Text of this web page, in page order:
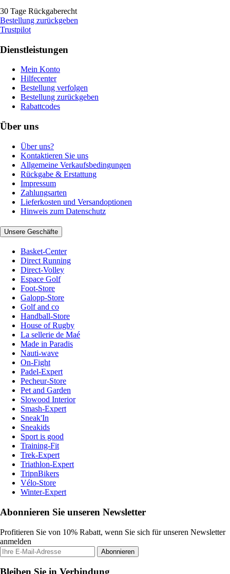
30 Tage Rückgaberecht
Bestellung zurückgeben
Trustpilot
Dienstleistungen
Mein Konto
Hilfecenter
Bestellung verfolgen
Bestellung zurückgeben
Rabattcodes
Über uns
Über uns?
Kontaktieren Sie uns
Allgemeine Verkaufsbedingungen
Rückgabe & Erstattung
Impressum
Zahlungsarten
Lieferkosten und Versandoptionen
Hinweis zum Datenschutz
Unsere Geschäfte
Basket-Center
Direct Running
Direct-Volley
Espace Golf
Foot-Store
Galopp-Store
Golf and co
Handball-Store
House of Rugby
La sellerie de Maé
Made in Paradis
Nauti-wave
On-Fight
Padel-Expert
Pecheur-Store
Pet and Garden
Slowood Interior
Smash-Expert
Sneak'In
Sneakids
Sport is good
Training-Fit
Trek-Expert
Triathlon-Expert
TripnBikers
Vélo-Store
Winter-Expert
Abonnieren Sie unseren Newsletter
Profitieren Sie von 10% Rabatt, wenn Sie sich für unseren Newsletter
anmelden
Abonnieren